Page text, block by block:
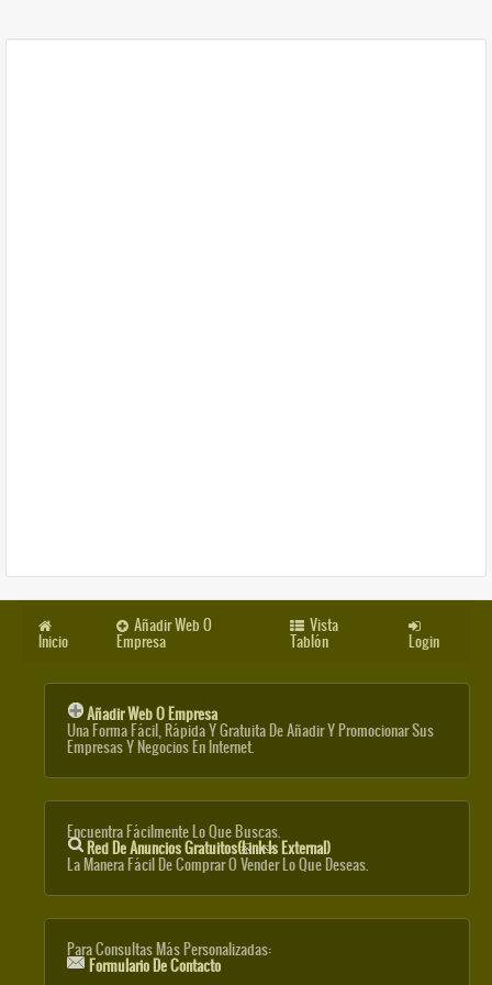
Inicio
Añadir Web O
Empresa
Vista
Tablón Login
Añadir Web O Empresa
Una Forma Fácil, Rápida Y Gratuita De Añadir Y Promocionar Sus
Empresas Y Negocios En Internet.
Encuentra Fácilmente Lo Que Buscas.
Red De Anuncios Gratuitos(link Is External)
La Manera Fácil De Comprar O Vender Lo Que Deseas.
Para Consultas Más Personalizadas:
Formulario De Contacto